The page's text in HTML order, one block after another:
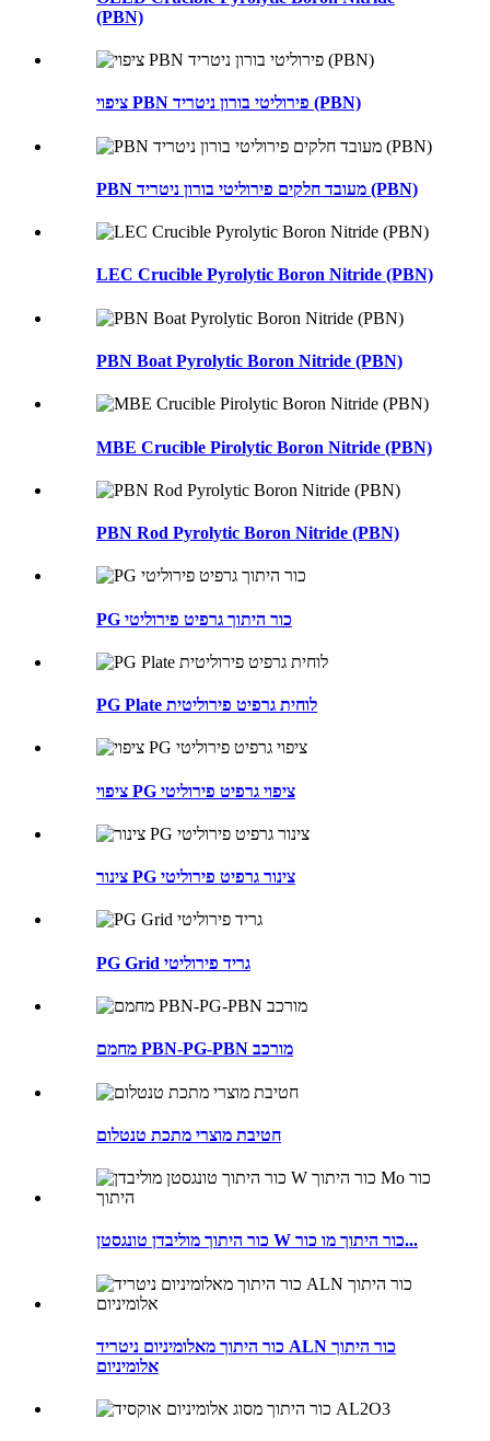
(PBN)
ציפוי PBN פירוליטי בורון ניטריד (PBN)
PBN מעובד חלקים פירוליטי בורון ניטריד (PBN)
LEC Crucible Pyrolytic Boron Nitride (PBN)
PBN Boat Pyrolytic Boron Nitride (PBN)
MBE Crucible Pirolytic Boron Nitride (PBN)
PBN Rod Pyrolytic Boron Nitride (PBN)
PG כור היתוך גרפיט פירוליטי
PG Plate לוחית גרפיט פירוליטית
ציפוי PG ציפוי גרפיט פירוליטי
צינור PG צינור גרפיט פירוליטי
PG Grid גריד פירוליטי
מחמם PBN-PG-PBN מורכב
חטיבת מוצרי מתכת טנטלום
כור היתוך מוליבדן טונגסטן W כור היתוך מו כור...
כור היתוך מאלומיניום ניטריד ALN כור היתוך
אלומיניום